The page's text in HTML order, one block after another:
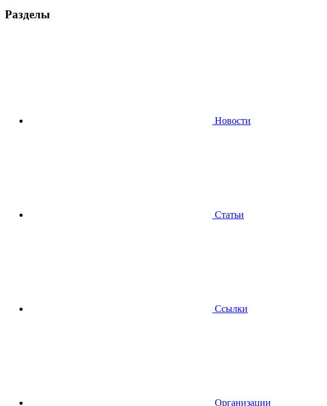
Разделы
Новости
Статьи
Ссылки
Организации